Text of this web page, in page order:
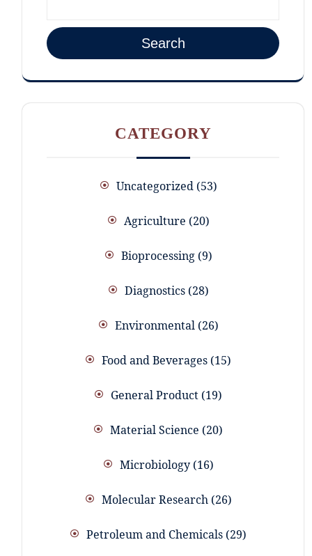
Search
CATEGORY
Uncategorized 53
Agriculture 20
Bioprocessing 9
Diagnostics 28
Environmental 26
Food and Beverages 15
General Product 19
Material Science 20
Microbiology 16
Molecular Research 26
Petroleum and Chemicals 29